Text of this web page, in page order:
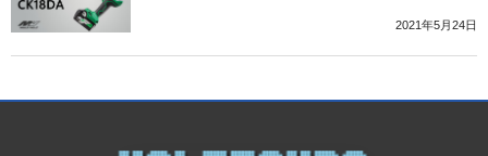
2021年5月24日